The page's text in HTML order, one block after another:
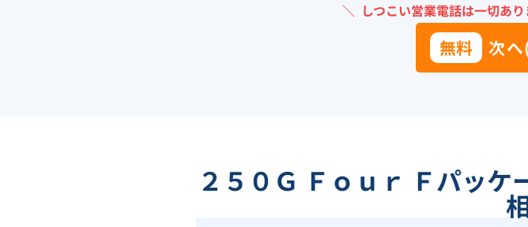
＼ しつこい営業電話は一切あり
無料 次
２５０Ｇ Ｆｏｕｒ Ｆパッ